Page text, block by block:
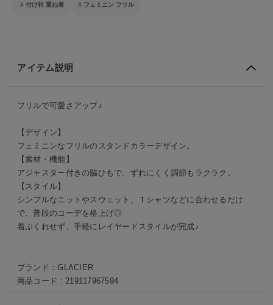
付け衿 重ね着 フェミニン フリル
アイテム説明
フリルで可愛さアップ♪
【デザイン】
フェミニンなフリルのスタンドカラーデザイン。
【素材・機能】
アジャスター付きの脇ひもで、ずれにくく調節もラクラク。
【スタイル】
シンプルなニットやスウェット、Ｔシャツなどに合わせるだけ
で、普段のコーデを格上げ◎
着ぶくれせず、手軽にレイヤードスタイルが完成♪
ブランド：GLACIER
商品コード :219117967594